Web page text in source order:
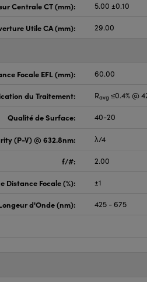
Centrale CT (mm): 5.00 ±0.10
Utile CA (mm): 29.00
Focale EFL (mm): 60.00
du Traitement: Ravg ≤0.4% @
Qualité de Surface: 40-20
(P-V) @ 632.8nm: λ/4
f/#: 2.00
Distance Focale (%): ±1
d'Onde (nm): 425 - 675